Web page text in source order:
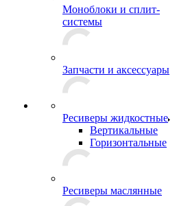
Моноблоки и сплит-
системы
Запчасти и аксессуары
Ресиверы жидкостные
Вертикальные
Горизонтальные
Ресиверы маслянные